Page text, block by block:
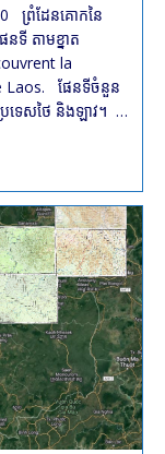
ព្រំដែនគោកនៃ
ទី តាមខ្នាត
la
Laos. ផែនទីចំនួន
រទេសថៃ និងឡាវ។ …